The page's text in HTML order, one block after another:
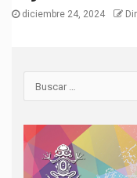
diciembre 24, 2024